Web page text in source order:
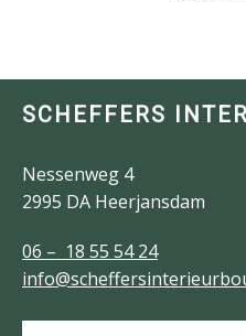
SCHEFFERS
Nessenweg 4
2995 DA Heerjansdam
06 – 18 55 54 24